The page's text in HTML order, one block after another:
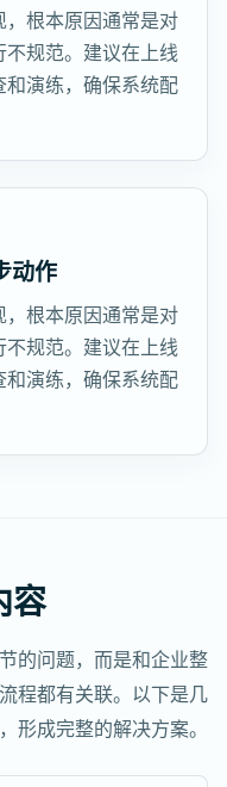
根本原因通常是对
规范。建议在上线
演练，确保系统配
动作
根本原因通常是对
规范。建议在上线
演练，确保系统配
容
的问题，而是和企业整
程都有关联。以下是几
形成完整的解决方案。